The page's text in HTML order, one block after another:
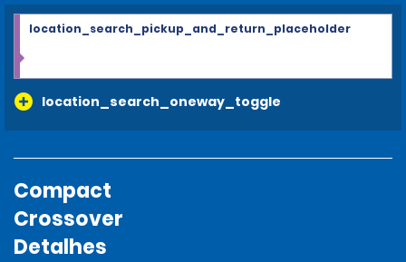
location_search_oneway_toggle
location_search_pickup_and_return_placeholder
Compact
Crossover
Detalhes